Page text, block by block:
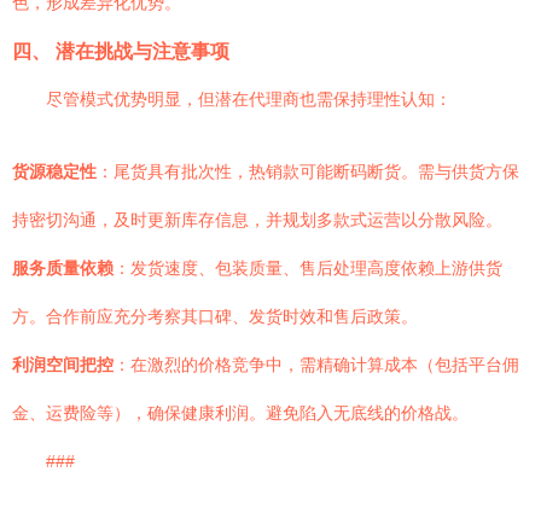
四、 潜在挑战与注意事项
尽管模式优势明显，但潜在代理商也需保持理性认知：
货源稳定性 ：尾货具有批次性，热销款可能断码断货。需与供货方保
持密切沟通，及时更新库存信息，并规划多款式运营以分散风险。
服务质量依赖 ：发货速度、包装质量、售后处理高度依赖上游供货
方。合作前应充分考察其口碑、发货时效和售后政策。
利润空间把控 ：在激烈的价格竞争中，需精确计算成本（包括平台佣
金、运费险等），确保健康利润。避免陷入无底线的价格战。
###